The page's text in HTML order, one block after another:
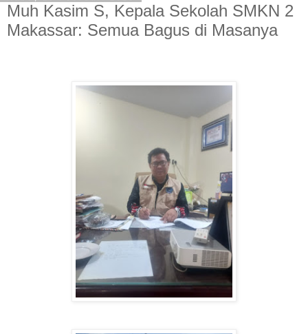
Muh Kasim S, Kepala Sekolah SMKN 2
Makassar: Semua Bagus di Masanya